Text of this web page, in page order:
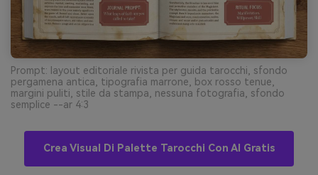
Prompt: layout editoriale rivista per guida tarocchi, sfondo
pergamena antica, tipografia marrone, box rosso tenue,
margini puliti, stile da stampa, nessuna fotografia, sfondo
semplice --ar 4:3
Crea Visual Di Palette Tarocchi Con AI Gratis